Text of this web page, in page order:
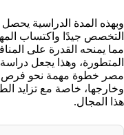
وبهذه المدة الدراسية
التخصص جيدًا واكتساب
مما يمنحه القدرة على
المتطورة، وهذا يجعل
مصر خطوة مهمة نحو فرص
وخارجها، خاصة مع تزايد
هذا المجال.